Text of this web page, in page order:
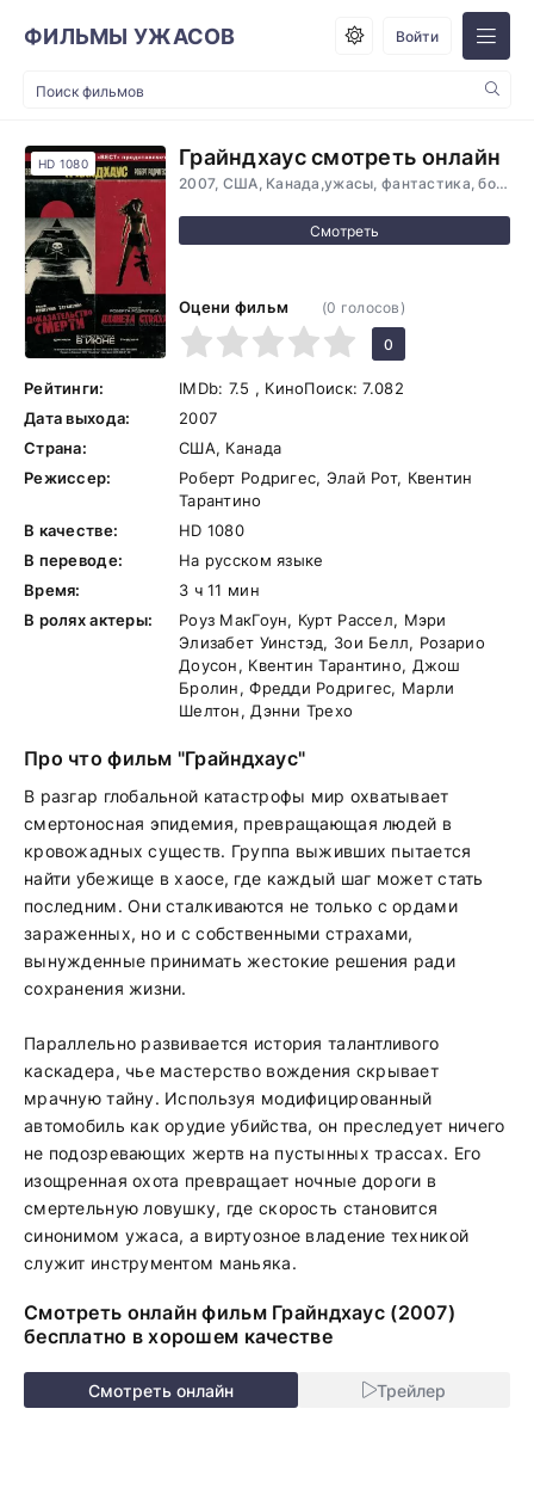
ФИЛЬМЫ УЖАСОВ Войти
Грайндхаус смотреть онлайн
2007, США, Канада,ужасы, фантастика, боевик, триллер, комедия, криминал, приключения
HD 1080
Оцени фильм
1
2 5
(0 голосов)
0
Рейтинги: IMDb: 7.5 , КиноПоиск:7.082
Дата выхода:
2007
Страна:
США, Канада
Режиссер:
Роберт Родригес, Элай Рот, Квентин
Тарантино
В качестве:
HD 1080
В переводе:
На русском языке
Время:
3 ч 11 мин
В ролях актеры:
Роуз МакГоун, Курт Рассел, Мэри
Элизабет Уинстэд, Зои Белл, Розарио
Доусон, Квентин Тарантино, Джош
Бролин, Фредди Родригес, Марли
Шелтон, Дэнни Трехо
Про что фильм "Грайндхаус"
В разгар глобальной катастрофы мир охватывает
смертоносная эпидемия, превращающая людей в
кровожадных существ. Группа выживших пытается
найти убежище в хаосе, где каждый шаг может стать
последним. Они сталкиваются не только с ордами
зараженных, но и с собственными страхами,
вынужденные принимать жестокие решения ради
сохранения жизни.
Параллельно развивается история талантливого
каскадера, чье мастерство вождения скрывает
мрачную тайну. Используя модифицированный
автомобиль как орудие убийства, он преследует ничего
не подозревающих жертв на пустынных трассах. Его
изощренная охота превращает ночные дороги в
смертельную ловушку, где скорость становится
синонимом ужаса, а виртуозное владение техникой
служит инструментом маньяка.
Смотреть онлайн фильм Грайндхаус (2007)
бесплатно в хорошем качестве
Смотреть онлайн Трейлер